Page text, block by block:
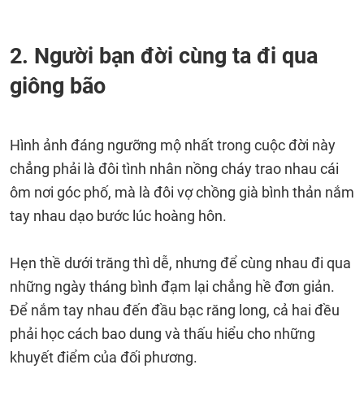
2. Người bạn đời cùng ta đi qua
giông bão
Hình ảnh đáng ngưỡng mộ nhất trong cuộc đời này
chẳng phải là đôi tình nhân nồng cháy trao nhau cái
ôm nơi góc phố, mà là đôi vợ chồng già bình thản nắm
tay nhau dạo bước lúc hoàng hôn.
Hẹn thề dưới trăng thì dễ, nhưng để cùng nhau đi qua
những ngày tháng bình đạm lại chẳng hề đơn giản.
Để nắm tay nhau đến đầu bạc răng long, cả hai đều
phải học cách bao dung và thấu hiểu cho những
khuyết điểm của đối phương.